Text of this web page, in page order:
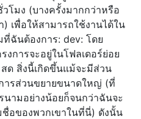
วโมง (บางครั้งมากกว่าหรือ
) เพื่อให้สามารถใช้งานได้ใน
ฉันต้องการ: dev: โดย
งการจะอยู่ในโฟลเดอร์ย่อย
ด สิ่งนี้เกิดขึ้นแม้จะมีส่วน
ารส่วนขยายขนาดใหญ่ (ที่
นามอย่างน้อยก็จนกว่าฉันจะ
ชื่อของพวกเขาในที่นี่) ดังนั้น